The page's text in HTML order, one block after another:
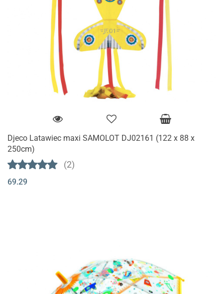
Djeco Latawiec maxi SAMOLOT DJ02161 (122 x 88 x
250cm)
(2)
69.29